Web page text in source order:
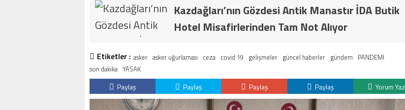
Kazdağları’nın Gözdesi Antik Manastır İDA Butik
Hotel Misafirlerinden Tam Not Alıyor
Etiketler : asker asker uğurlaması ceza covid 19 gelişmeler güncel haberler gündem PANDEMİ
son dakika YASAK
Paylaş Paylaş Paylaş Paylaş Yorum Yaz